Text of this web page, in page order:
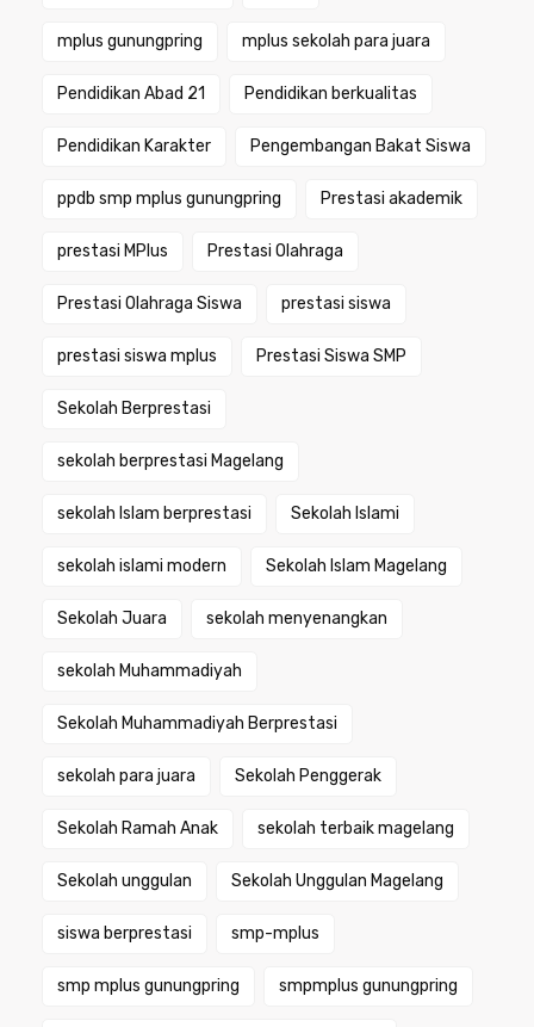
mplus gunungpring mplus sekolah para juara
Pendidikan Abad 21 Pendidikan berkualitas
Pendidikan Karakter Pengembangan Bakat Siswa
ppdb smp mplus gunungpring Prestasi akademik
prestasi MPlus Prestasi Olahraga
Prestasi Olahraga Siswa prestasi siswa
prestasi siswa mplus Prestasi Siswa SMP
Sekolah Berprestasi
sekolah berprestasi Magelang
sekolah Islam berprestasi Sekolah Islami
sekolah islami modern Sekolah Islam Magelang
Sekolah Juara sekolah menyenangkan
sekolah Muhammadiyah
Sekolah Muhammadiyah Berprestasi
sekolah para juara Sekolah Penggerak
Sekolah Ramah Anak sekolah terbaik magelang
Sekolah unggulan Sekolah Unggulan Magelang
siswa berprestasi smp-mplus
smp mplus gunungpring smpmplus gunungpring